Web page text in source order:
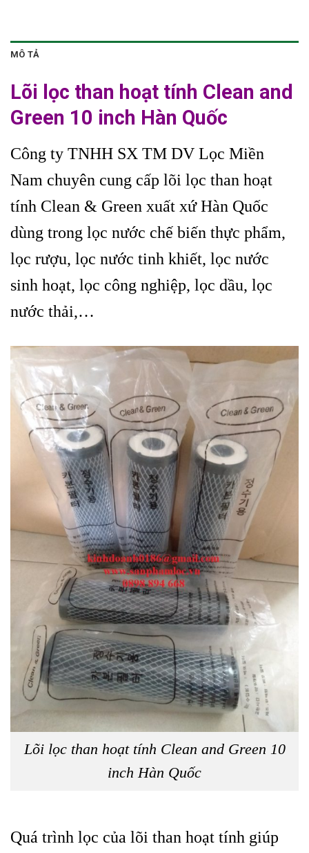
MÔ TẢ
Lõi lọc than hoạt tính Clean and
Green 10 inch Hàn Quốc
Công ty TNHH SX TM DV Lọc Miền
Nam chuyên cung cấp lõi lọc than hoạt
tính Clean & Green xuất xứ Hàn Quốc
dùng trong lọc nước chế biến thực phẩm,
lọc rượu, lọc nước tinh khiết, lọc nước
sinh hoạt, lọc công nghiệp, lọc dầu, lọc
nước thải,…
Lõi lọc than hoạt tính Clean and Green 10
inch Hàn Quốc
Quá trình lọc của lõi than hoạt tính giúp